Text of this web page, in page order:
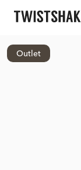
Outlet